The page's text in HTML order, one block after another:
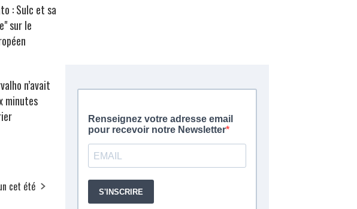
: Sulc et sa
sur le
n’avait
minutes
cet été